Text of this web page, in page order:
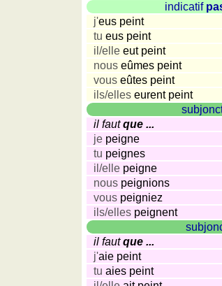
Geografie
Küstenquiz
Geografiequiz
Städtequiz
Münzenquiz
Länderquiz
weitere
Gehirntraining
indicatif
j'eus peint
tu eus peint
il/elle eut peint
nous eûmes peint
vous eûtes peint
ils/elles eurent peint
il fautque ...
je peigne
tu peignes
il/elle peigne
nous peignions
vous peigniez
ils/elles peignent
il fautque ...
j'aie peint
tu aies peint